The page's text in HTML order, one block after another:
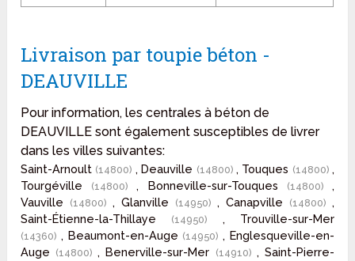
Livraison par toupie béton -
DEAUVILLE
Pour information, les centrales à béton de
DEAUVILLE sont également susceptibles de livrer
dans les villes suivantes:
Saint-Arnoult (14800) , Deauville (14800) , Touques (14800) ,
Tourgéville
(14800), Bonneville-sur-Touques (14800) ,
Vauville
(14800), Glanville (14950) , Canapville (14800) ,
Saint-Étienne-la-Thillaye
(14950) , Trouville-sur-Mer
(14360) , Beaumont-en-Auge (14950), Englesqueville-en-
Auge (14800), Benerville-sur-Mer (14910) , Saint-Pierre-